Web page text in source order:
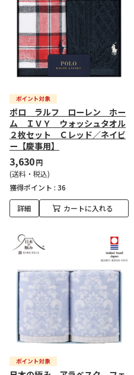
ポロ ラルフ ローレン ホー
ム ＩＶＹ ウォッシュタオル
２枚セット Ｃレッド／ネイビ
ー【慶事用】
3,630円
(送料・税込)
獲得ポイント : 36
詳細 カートに入れる